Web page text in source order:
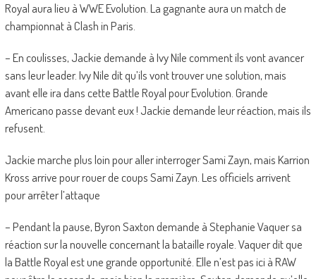
Royal aura lieu à WWE Evolution. La gagnante aura un match de
championnat à Clash in Paris.
– En coulisses, Jackie demande à Ivy Nile comment ils vont avancer
sans leur leader. Ivy Nile dit qu’ils vont trouver une solution, mais
avant elle ira dans cette Battle Royal pour Evolution. Grande
Americano passe devant eux ! Jackie demande leur réaction, mais ils
refusent.
Jackie marche plus loin pour aller interroger Sami Zayn, mais Karrion
Kross arrive pour rouer de coups Sami Zayn. Les officiels arrivent
pour arrêter l’attaque
– Pendant la pause, Byron Saxton demande à Stephanie Vaquer sa
réaction sur la nouvelle concernant la bataille royale. Vaquer dit que
la Battle Royal est une grande opportunité. Elle n’est pas ici à RAW